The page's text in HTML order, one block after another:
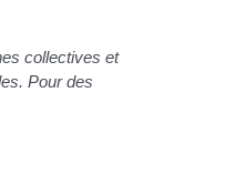
collectives et
Pour des